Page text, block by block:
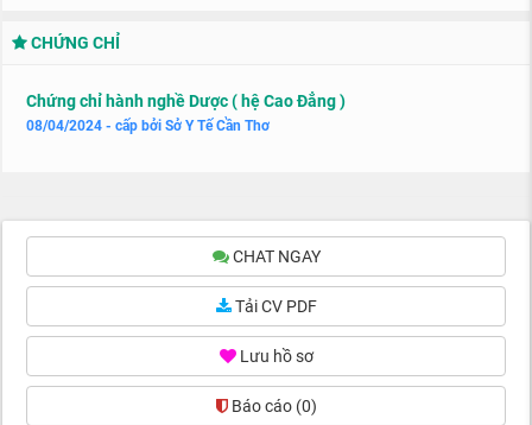
CHỨNG CHỈ
Chứng chỉ hành nghề Dược ( hệ Cao Đẳng )
08/04/2024 - cấp bởi Sở Y Tế Cần Thơ
CHAT NGAY
Tải CV PDF
Lưu hồ sơ
Báo cáo (0)